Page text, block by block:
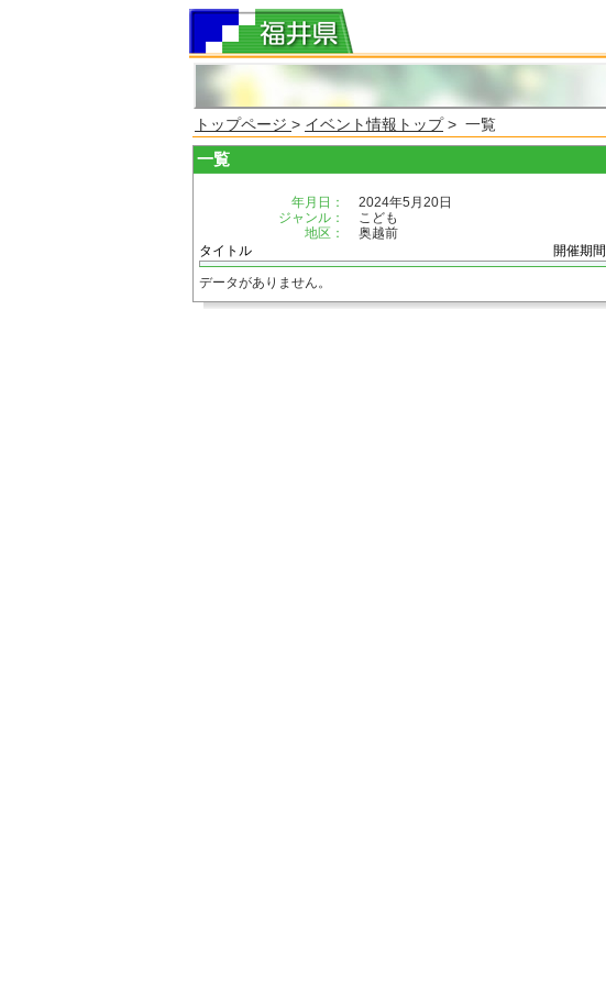
トップページ > イベント情報トップ> 一覧
一覧
年月日：
2024年5月20日
ジャンル：
こども
地区：
奥越前
タイトル
開催期間
データがありません。